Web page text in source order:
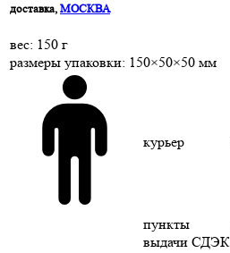
доставка, МОСКВА
веc: 150 г
размеры упаковки: 150×50×50 мм
курьер
пункты
выдачи СДЭК